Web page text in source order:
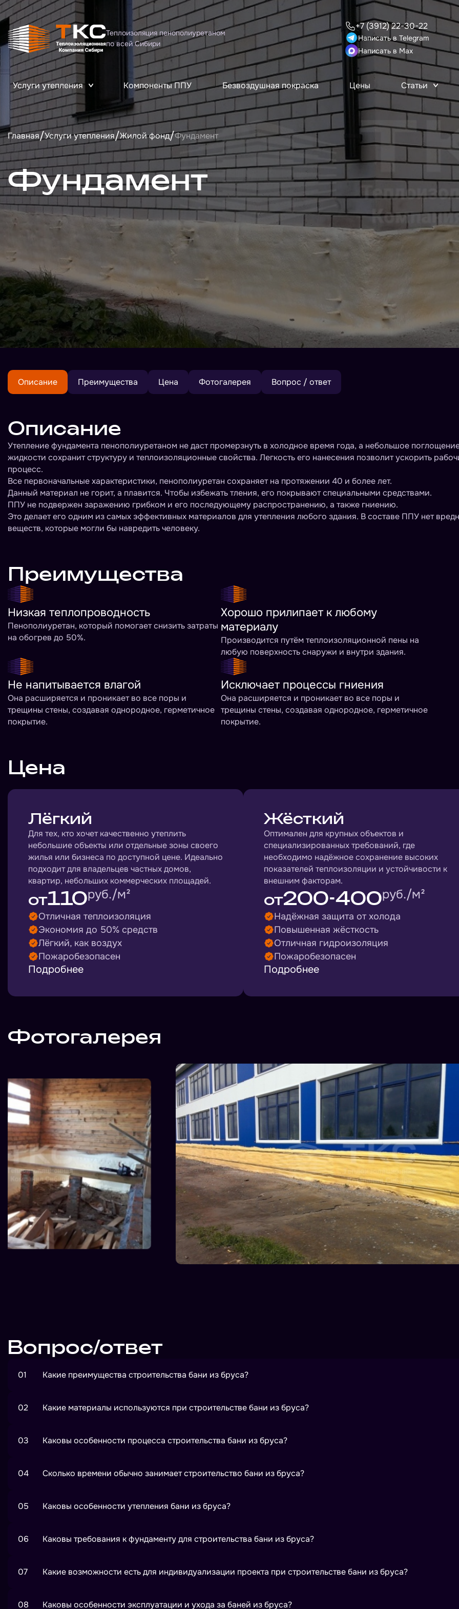
Теплоизоляция пенополиуретаном
по всей Сибири
+7 (3912) 22-30-22
Написать в Telegram
Написать в Max
Услуги утепления Компоненты ППУ Безвоздушная покраска Цены Статьи
Главная/Услуги утепления/Жилой фонд/Фундамент
Фундамент
Описание Преимущества Цена Фотогалерея Вопрос / ответ
Описание
Утепление фундамента пенополиуретаном не даст промерзнуть в холодное время года, а небольшое
жидкости сохранит структуру и теплоизоляционные свойства. Легкость его нанесения позволит ускорить
процесс.
Все первоначальные характеристики, пенополиуретан сохраняет на протяжении 40 и более лет.
Данный материал не горит, а плавится. Чтобы избежать тления, его покрывают специальными средствами.
ППУ не подвержен заражению грибком и его последующему распространению, а также гниению.
Это делает его одним из самых эффективных материалов для утепления любого здания. В составе ППУ нет
веществ, которые могли бы навредить человеку.
Преимущества
Низкая теплопроводность
Пенополиуретан, который помогает снизить затраты
на обогрев до 50%.
Хорошо прилипает к любому
материалу
Производится путём теплоизоляционной пены на
любую поверхность снаружи и внутри здания.
Не напитывается влагой
Она расширяется и проникает во все поры и
трещины стены, создавая однородное, герметичное
покрытие.
Исключает процессы гниения
Она расширяется и проникает во все поры и
трещины стены, создавая однородное, герметичное
покрытие.
Цена
Лёгкий
Для тех, кто хочет качественно утеплить
небольшие объекты или отдельные зоны своего
жилья или бизнеса по доступной цене. Идеально
подходит для владельцев частных домов,
квартир, небольших коммерческих площадей.
от110руб./м²
Отличная теплоизоляция
Экономия до 50% средств
Лёгкий, как воздух
Пожаробезопасен
Подробнее
Жёсткий
Оптимален для крупных объектов и
специализированных требований, где
необходимо надёжное сохранение высоких
показателей теплоизоляции и устойчивости к
внешним факторам.
от200-400руб./м²
Надёжная защита от холода
Повышенная жёсткость
Отличная гидроизоляция
Пожаробезопасен
Подробнее
Фотогалерея
Вопрос/ответ
01 Какие преимущества строительства бани из бруса?
Баня из бруса экологична, быстро прогревается и хорошо держит тепло при правильном утеплении. Дерево создаёт
комфортный микроклимат и «дышащие» стены. По сравнению со многими другими материалами строительство
02 Какие материалы используются при строительстве бани из бруса?
Обычно используют профилированный или строганый брус, утеплитель для межвенцовых швов (джут/лён),
и огнебиозащиту, крепёж (нагели, анкеры, метизы), материалы для кровли, паро- и гидроизоляцию. Для внутренних зон
03 Каковы особенности процесса строительства бани из бруса?
Процесс включает проектирование, подготовку участка, устройство фундамента, сборку коробки, монтаж кровли,
утепление и инженерные работы. Важны точная геометрия сборки, качественная герметизация швов и защита
04 Сколько времени обычно занимает строительство бани из бруса?
В среднем — от 3 до 8 недель для типового проекта «под крышу», а «под ключ» может занять 1–3 месяца в зависимости
от площади, комплектации, сезона и сложности инженерии. Индивидуальные проекты и нестандартная отделка
05 Каковы особенности утепления бани из бруса?
Ключевые зоны — парная, потолок, пол, углы, примыкания и межвенцовые швы. Необходимо сочетать теплоизоляцию
грамотной пароизоляцией и вентиляцией, чтобы избежать конденсата и сырости. Для долговечности важно
06 Каковы требования к фундаменту для строительства бани из бруса?
Фундамент подбирают по геологии участка, уровню грунтовых вод, глубине промерзания и весу конструкции. Для
небольших бань часто применяют свайно-винтовой или мелкозаглублённый ленточный вариант; для сложных грунтов
07 Какие возможности есть для индивидуализации проекта при строительстве бани из бруса?
Можно адаптировать планировку (парная, моечная, комната отдыха, терраса), размеры, расположение окон/дверей,
08 Каковы особенности эксплуатации и ухода за баней из бруса?